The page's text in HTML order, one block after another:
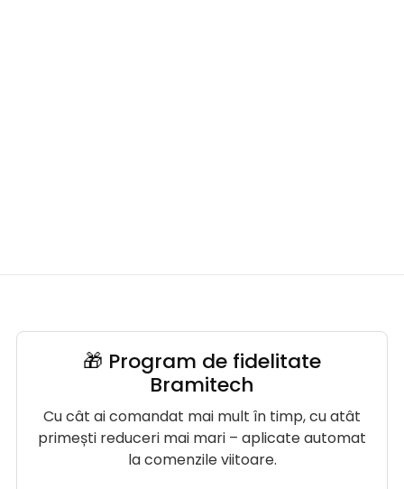
🎁 Program de fidelitate
Bramitech
Cu cât ai comandat mai mult în timp, cu atât
primești reduceri mai mari – aplicate automat
la comenzile viitoare.